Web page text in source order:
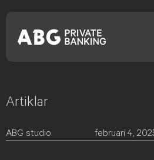
Skip
content
Artiklar
ABG studio februari 4,